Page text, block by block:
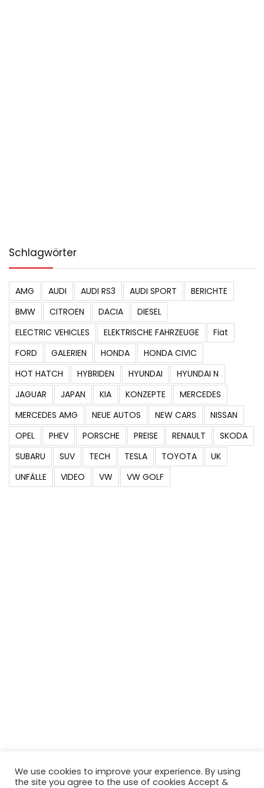
Schlagwörter
AMG AUDI AUDI RS3 AUDI SPORT
BERICHTE
BMW
CITROEN DACIA
DIESEL
ELECTRIC VEHICLES
ELEKTRISCHE FAHRZEUGE
Fiat
FORD
GALERIEN HONDA
HONDA CIVIC
HOT HATCH
HYBRIDEN HYUNDAI
HYUNDAI N
JAGUAR
JAPAN KIA KONZEPTE
MERCEDES
MERCEDES AMG
NEUE AUTOS NEW CARS
NISSAN
OPEL
PHEV PORSCHE PREISE RENAULT
SKODA
SUBARU
SUV TECH TESLA TOYOTA
UK
UNFÄLLE
VIDEO VW VW GOLF
We use cookies to improve your experience. By using
the site you agree to the use of cookies Accept &